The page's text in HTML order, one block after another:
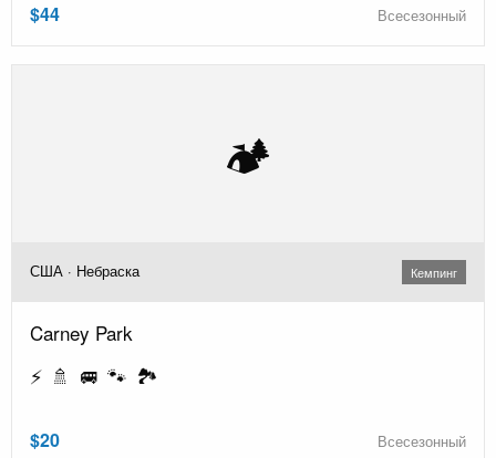
$44 Всесезонный
🏕️
США · Небраска Кемпинг
Carney Park
⚡ 🚿 🚐 🐾 🏞️
$20 Всесезонный